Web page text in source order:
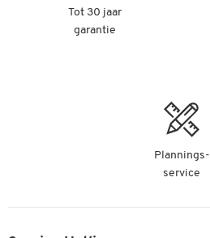
Tot 30 jaar
garantie
Plannings-
service